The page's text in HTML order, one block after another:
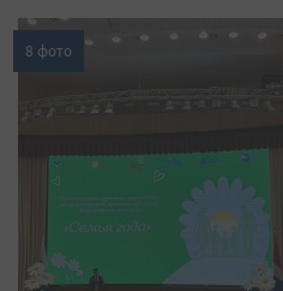
8 фото